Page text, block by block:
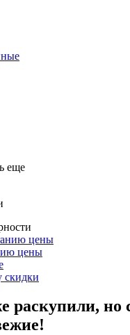
еще
цены
цены
скидки
раскупили, но